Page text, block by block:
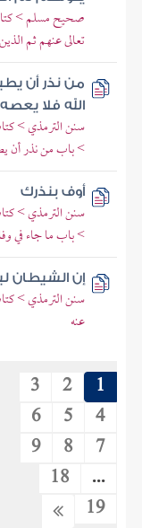
صحيح مسلم >
تعالى عنهم ثم
من نذر أن
الله فلا يعصه
سنن الترمذي >
> باب من نذر أن
أوف بنذرك
سنن الترمذي >
> باب ما جاء في
إن الشيطان
سنن الترمذي >
عنه
1
2
3
4
5
6
7
8
9
...
18
19